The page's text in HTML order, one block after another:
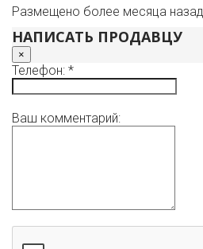
Размещено более месяца назад
НАПИСАТЬ ПРОДАВЦУ
×
Телефон: *
Ваш комментарий: